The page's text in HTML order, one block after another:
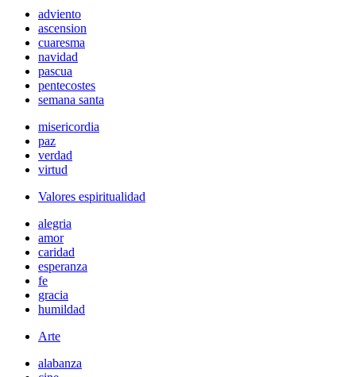
adviento
ascension
cuaresma
navidad
pascua
pentecostes
semana santa
misericordia
paz
verdad
virtud
Valores espiritualidad
alegria
amor
caridad
esperanza
fe
gracia
humildad
Arte
alabanza